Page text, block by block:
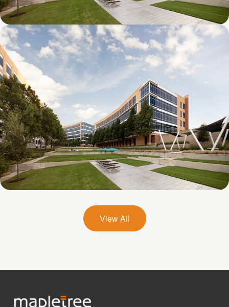
Galatyn C- 2380 Performance Drive
Galatyn B- 2375 North Glenville Drive
View All